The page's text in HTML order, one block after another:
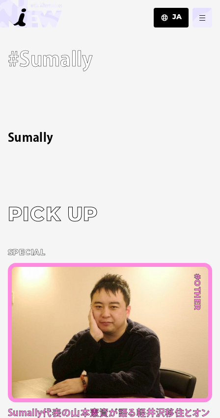
JA
#Sumally
Sumally
PICK UP
SPECIAL
#OTHER
Sumally代表の山本憲資が語る軽井沢移住とオン